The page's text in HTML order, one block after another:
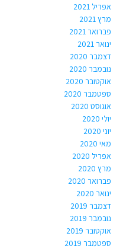
אפריל 2021
מרץ 2021
פברואר 2021
ינואר 2021
דצמבר 2020
נובמבר 2020
אוקטובר 2020
ספטמבר 2020
אוגוסט 2020
יולי 2020
יוני 2020
מאי 2020
אפריל 2020
מרץ 2020
פברואר 2020
ינואר 2020
דצמבר 2019
נובמבר 2019
אוקטובר 2019
ספטמבר 2019